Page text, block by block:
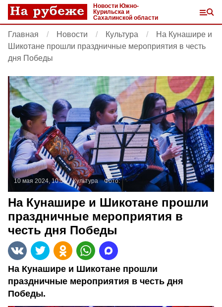
Новости Южно-
Курильска и
Сахалинской области
Главная Новости Культура
На Кунашире и
Шикотане прошли праздничные мероприятия в честь
дня Победы
10 мая 2024, 10:54 Культура Фото:
На Кунашире и Шикотане прошли
праздничные мероприятия в
честь дня Победы
На Кунашире и Шикотане прошли
праздничные мероприятия в честь дня
Победы.